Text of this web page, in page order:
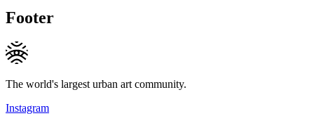
Footer
The world's largest urban art community.
Instagram